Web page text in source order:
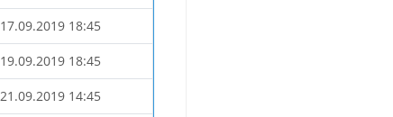
17.09.2019 18:45
19.09.2019 18:45
21.09.2019 14:45